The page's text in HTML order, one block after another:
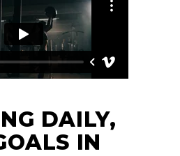
DAILY,
IN